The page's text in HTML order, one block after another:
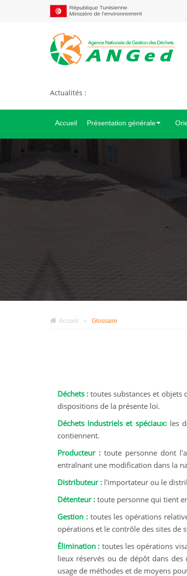
Actualités :
Accueil Présentation générale
Accueil » Glossaire
Déchets : toutes substances et
dispositions de la présente loi.
Déchets Industriels et spéciaux:les
contiennent.
Producteur :toute personne dont
entraînant une modification dans la
Distributeur : l'importateur ou le
Détenteur : toute personne qui tient
Gestion : toutes les opérations
opérations et le contrôle des sites de
Élimination : toutes les opérations
lieux réservés ou de dépôt dans
usage de méthodes et de moyens